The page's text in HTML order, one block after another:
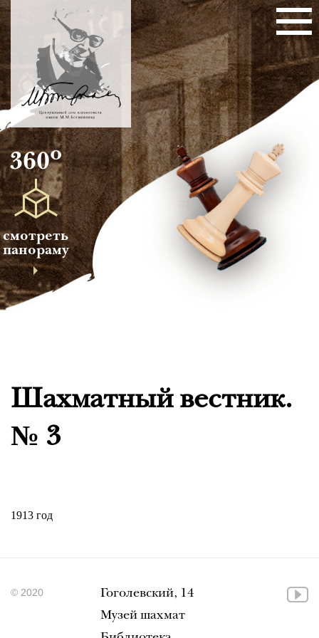
360о
смотреть
панораму
Шахматный вестник.
№ 3
1913 год
© 2020
Гоголевский, 14
Музей шахмат